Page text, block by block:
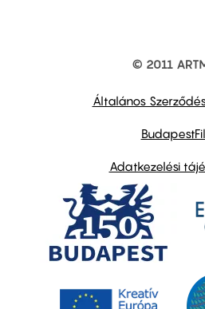
© 2011
Általános
Adatkezelési